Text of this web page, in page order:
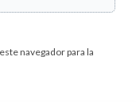
navegador para la